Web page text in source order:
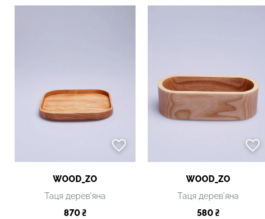
WOOD_ZO
Таця дерев'яна
870 ₴
WOOD_ZO
Таця дерев'яна
580 ₴